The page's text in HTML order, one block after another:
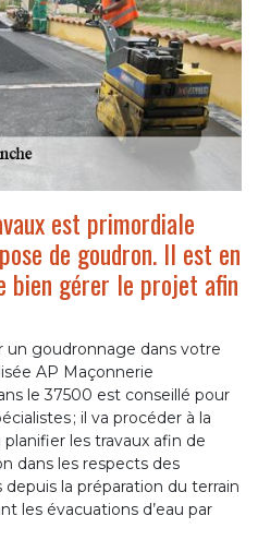
est primordiale
de goudron. Il est en
bien gérer le projet afin
un goudronnage dans votre
AP Maçonnerie
le 37500 est conseillé pour
; il va procéder à la
les travaux afin de
dans les respects des
la préparation du terrain
les évacuations d’eau par